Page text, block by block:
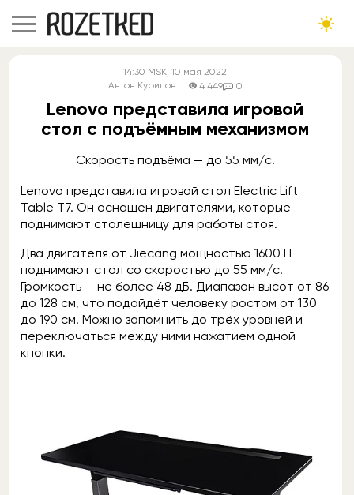
14:30 MSK, 10 мая 2022
Антон Курилов
4 449 0
Lenovo представила игровой
стол с подъёмным механизмом
Скорость подъёма — до 55 мм/с.
Lenovo представила игровой стол Electric Lift
Table T7. Он оснащён двигателями, которые
поднимают столешницу для работы стоя.
Два двигателя от Jiecang мощностью 1600 Н
поднимают стол со скоростью до 55 мм/с.
Громкость — не более 48 дБ. Диапазон высот от 86
до 128 см, что подойдёт человеку ростом от 130
до 190 см. Можно запомнить до трёх уровней и
переключаться между ними нажатием одной
кнопки.